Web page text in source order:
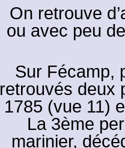
On retrouve
ou avec peu
Sur Fécamp,
retrouvés deux
1785 (vue 11)
La 3ème
marinier,